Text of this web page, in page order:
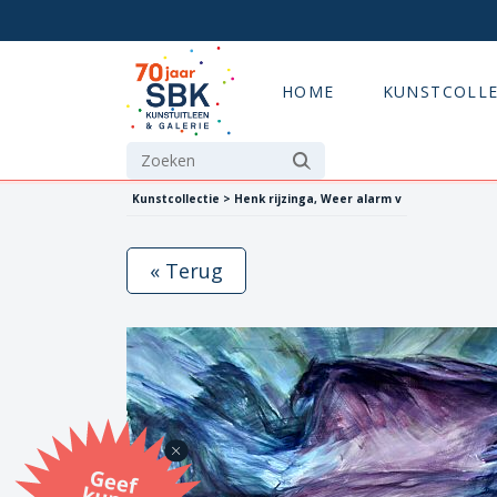
HOME
Kunstcollectie > Henk rijzinga, Weer alarm v
G
eef
u
n
st
a
d
o
m
et
e SB
K
u
n
stb
o
n
« Terug